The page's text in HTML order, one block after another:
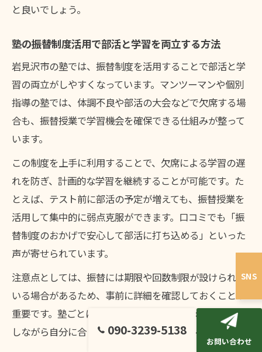
と良いでしょう。
塾の振替制度活用で部活と学習を両立する方法
岩見沢市の塾では、振替制度を活用することで部活と学
習の両立がしやすくなっています。マンツーマンや個別
指導の塾では、体調不良や部活の大会などで欠席する場
合も、振替授業で学習機会を確保できる仕組みが整って
います。
この制度を上手に利用することで、欠席による学習の遅
れを防ぎ、計画的な学習を継続することが可能です。た
とえば、テスト前に部活の予定が増えても、振替授業を
活用して集中的に弱点克服ができます。口コミでも「振
替制度のおかげで安心して部活に打ち込める」といった
声が寄せられています。
注意点としては、振替には期限や回数制限が設けられて
いる場合があるため、事前に詳細を確認しておくことが
重要です。塾ごとに制度の内容が異なるため、比較検討
しながら自分に合った塾を選ぶことがポイントです。
SNS
090-3239-5138
お問い合わせ